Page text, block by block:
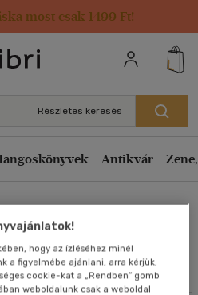
most csak 1499 Ft!
adatai
Részletes keresés
Antikvár
csökkenő
növekvő
hogy az ízléséhez minél
a figyelmébe ajánlani, arra kérjük,
cookie-kat a „Rendben” gomb
weboldalunk csak a weboldal